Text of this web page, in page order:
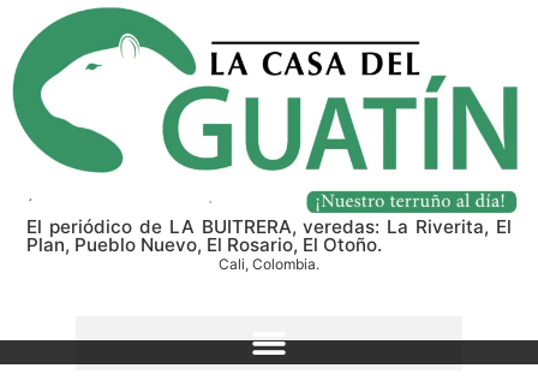
El periódico de LA BUITRERA, veredas: La Riverita, El
Plan, Pueblo Nuevo, El Rosario, El Otoño.
Cali, Colombia.